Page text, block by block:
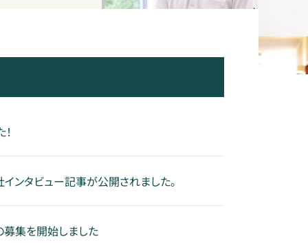
ンタビュー記事が公開されました。
募集を開始しました